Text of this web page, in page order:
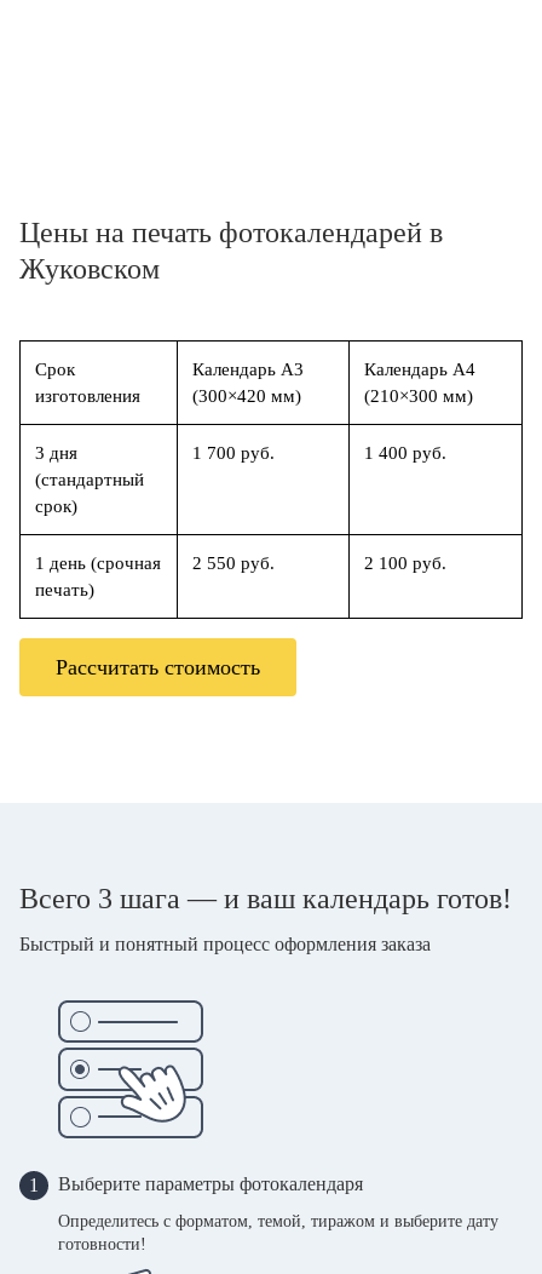
Цены на печать фотокалендарей в
Жуковском
Срок
изготовления
Календарь А3
(300×420 мм)
Календарь А4
(210×300 мм)
3 дня
(стандартный
срок)
1 700 руб. 1 400 руб.
1 день (срочная
печать)
2 550 руб. 2 100 руб.
Рассчитать стоимость
Всего 3 шага — и ваш календарь готов!
Быстрый и понятный процесс оформления заказа
1 Выберите параметры фотокалендаря
Определитесь с форматом, темой, тиражом и выберите дату
готовности!